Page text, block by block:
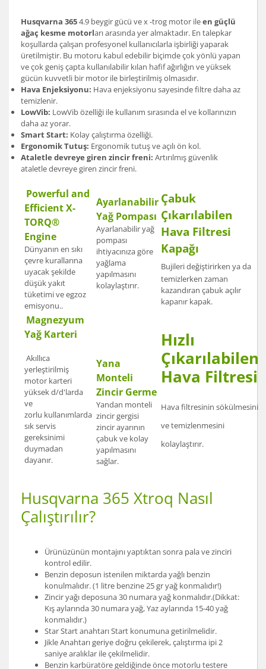
Husqvarna 3654.9 beygir gücü ve x -trog motor ileen güçlü
ağaç kesme motorları arasında yer almaktadır. En talepkar
koşullarda çalışan profesyonel kullanıcılarla işbirliği yaparak
üretilmiştir. Bu motoru kabul edebilir biçimde çok yönlü yapan
ve çok geniş çapta kullanılabilir kılan hafif ağırlığın ve yüksek
gücün kuvvetli bir motor ile birleştirilmiş olmasıdır.
Hava Enjeksiyonu: Hava enjeksiyonu sayesinde filtre daha az
temizlenir.
LowVib: LowVib özelliği ile kullanım sırasında el ve kollarınızın
daha az yorar.
Smart Start: Kolay çalıştırma özelliği.
Ergonomik Tutuş: Ergonomik tutuş ve açılı ön kol.
Ataletle devreye giren zincir freni: Artırılmış güvenlik
ataletle devreye giren zincir freni.
Powerful and
Efficient X-
TORQ®
Engine
Dünyanın en sıkı
çevre kurallarına
uyacak şekilde
düşük yakıt
tüketimi ve egzoz
emisyonu..
Ayarlanabilir
Yağ Pompası
Ayarlanabilir yağ
pompası
ihtiyacınıza göre
yağlama
yapılmasını
kolaylaştırır.
Çabuk
Çıkarılabilen
Hava Filtresi
Kapağı
Bujileri değiştirirken ya da
temizlerken zaman
kazandıran çabuk açılır
kapanır kapak.
Magnezyum
Yağ Karteri
Akıllıca
yerleştirilmiş
motor karteri
yüksek d/d'larda
ve
zorlu kullanımlarda
sık servis
gereksinimi
duymadan
dayanır.
Yana
Monteli
Zincir Germe
Yandan monteli
zincir gergisi
zincir ayarının
çabuk ve kolay
yapılmasını
sağlar.
Hızlı
Çıkarılabilen
Hava Filtresi
Hava filtresinin sökülmesini
ve temizlenmesini
kolaylaştırır.
Husqvarna 365 Xtroq Nasıl
Çalıştırılır?
Ürünüzünün montajını yaptıktan sonra pala ve zinciri
kontrol edilir.
Benzin deposun istenilen miktarda yağlı benzin
konulmalıdır. (1 litre benzine 25 gr yağ konmalıdır!)
Zincir yağı deposuna 30 numara yağ konmalıdır.(Dikkat:
Kış aylarında 30 numara yağ, Yaz aylarında 15-40 yağ
konmalıdır.)
Star Start anahtarı Start konumuna getirilmelidir.
Jikle Anahtarı geriye doğru çekilerek, çalıştırma ipi 2
saniye aralıklar ile çekilmelidir.
Benzin karbüratöre geldiğinde önce motorlu testere